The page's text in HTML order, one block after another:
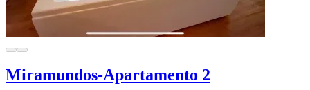
Miramundos-Apartamento 2